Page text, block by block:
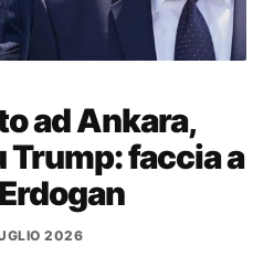
ad Ankara,
faccia a
2026